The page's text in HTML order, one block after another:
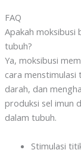
FAQ
Apakah moksibusi
tubuh?
Ya, moksibusi
cara menstimulasi
darah, dan
produksi sel imun
dalam tubuh.
Stimulasi